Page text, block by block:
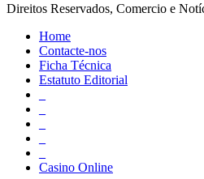
Direitos Reservados, Comercio e
Home
Contacte-nos
Ficha Técnica
Estatuto Editorial
Casino Online